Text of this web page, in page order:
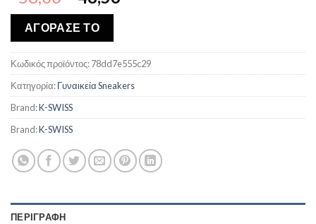
price
was:
€56,00.
€48,56.
ΑΓΟΡΑΣΕ ΤΟ
Κωδικός προϊόντος:78dd7e555c29
Κατηγορία:Γυναικεία Sneakers
Brand:K-SWISS
Brand:K-SWISS
ΠΕΡΙΓΡΑΦΉ